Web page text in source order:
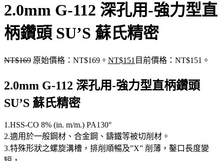
2.0mm G-112 深孔用-強力型直
柄鑽頭 SU’S 蘇氏精密
NT$169 原始價格：NT$169。 NT$151 目前價格：NT$151。
2.0mm G-112 深孔用-強力型直柄鑽頭
SU’S 蘇氏精密
1.HSS-CO 8% (in. m/m.) PA130°
2.適用於一般鋼材、合金鋼、鑄鐵等被切削材。
3.特殊形狀之螺旋溝槽，排削順暢及”X” 削薄，鑿口長度變